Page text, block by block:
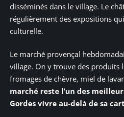
disséminés dans le village. Le
régulièrement des expositions
culturelle.
Le marché provençal
village. On y trouve des produits
fromages de chèvre, miel de
marché reste l’un des
Gordes vivre au-delà de sa